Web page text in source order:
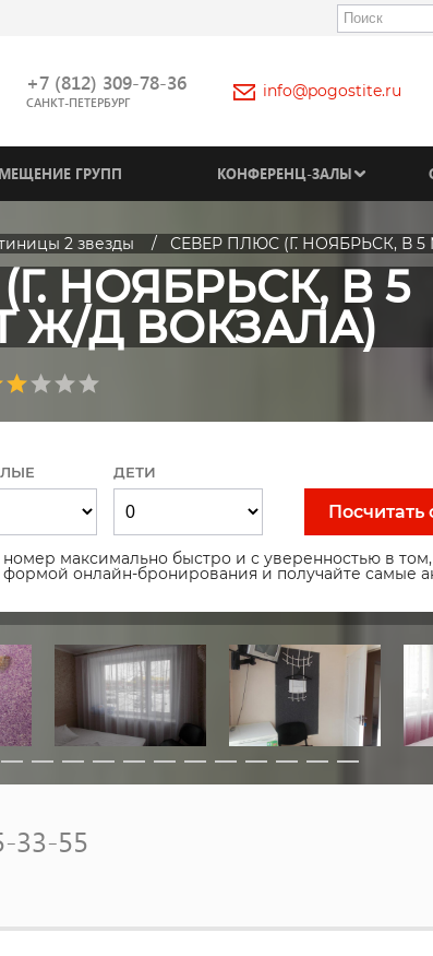
+7 (812) 309-78-36
САНКТ-ПЕТЕРБУРГ
info@pogostite.ru
ГРУПП КОНФЕРЕНЦ-ЗАЛЫ
2 звезды СЕВЕР ПЛЮС (Г. НОЯБРЬСК, В
НОЯБРЬСК, В 5
Ж/Д ВОКЗАЛА)
ДЕТИ
Посчитать
максимально быстро и с уверенностью в том,
формой онлайн-бронирования и получайте самые
33-55